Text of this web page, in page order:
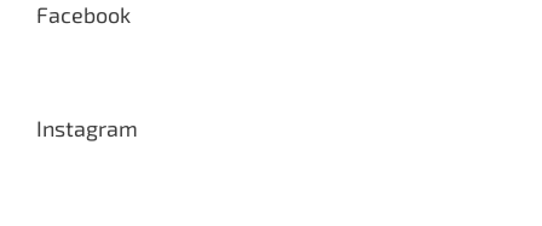
Facebook
Instagram